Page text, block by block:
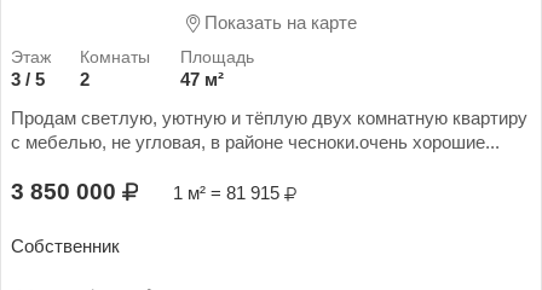
Показать на карте
3 / 5 2
47 м²
Продам светлую, уютную и тёплую двух комнатную квартиру
с мебелью, не угловая, в районе чесноки.очень хорошие...
3 850 000 1 м² = 81 915
Собственник